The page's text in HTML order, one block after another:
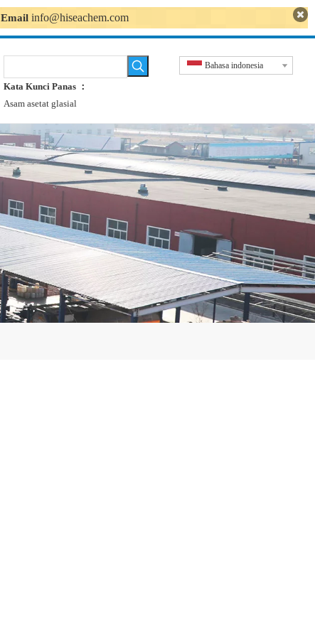
info@hiseachem.com
Kata Kunci Panas ：
Asam asetat glasial
Bahasa indonesia